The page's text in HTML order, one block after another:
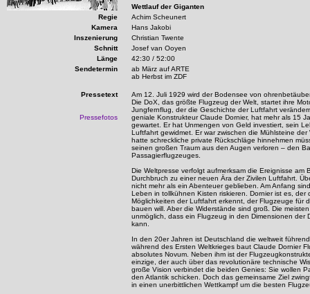
Wettlauf der Giganten
Regie
Achim Scheunert
Kamera
Hans Jakobi
Inszenierung
Christian Twente
Schnitt
Josef van Ooyen
Länge
42:30 / 52:00
Sendetermin
ab März auf ARTE
ab Herbst im ZDF
Pressetext
Pressefotos
Am 12. Juli 1929 wird der Bodensee von
Die DoX, das größte Flugzeug der Welt, startet ihre
Jungfernflug, der die Geschichte der Luftfahrt
geniale Konstrukteur Claude Dornier, hat mehr als 15
gewartet. Er hat Unmengen von Geld investiert, sein
Luftfahrt gewidmet. Er war zwischen die Mühlsteine
hatte schreckliche private Rückschläge hinnehmen
seinen großen Traum aus den Augen verloren – den
Passagierflugzeuges.
Die Weltpresse verfolgt aufmerksam die Ereignisse am
Durchbruch zu einer neuen Ära der Zivilen Luftfahrt.
nicht mehr als ein Abenteuer geblieben. Am Anfang
Leben in tollkühnen Kisten riskieren. Dornier ist es, der
Möglichkeiten der Luftfahrt erkennt, der Flugzeuge für
bauen will. Aber die Widerstände sind groß. Die
unmöglich, dass ein Flugzeug in den Dimensionen der
kann.
In den 20er Jahren ist Deutschland die weltweit
während des Ersten Weltkrieges baut Claude Dornier
absolutes Novum. Neben ihm ist der
einzige, der auch über das revolutionäre technische
große Vision verbindet die beiden Genies: Sie wollen
den Atlantik schicken. Doch das gemeinsame Ziel
in einen unerbittlichen Wettkampf um die besten